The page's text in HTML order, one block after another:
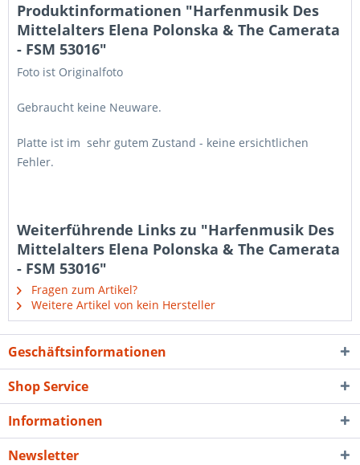
Produktinformationen "Harfenmusik Des
Mittelalters Elena Polonska & The Camerata
- FSM 53016"
Foto ist Originalfoto
Gebraucht keine Neuware.
Platte ist im sehr gutem Zustand - keine ersichtlichen
Fehler.
Weiterführende Links zu "Harfenmusik Des
Mittelalters Elena Polonska & The Camerata
- FSM 53016"
Fragen zum Artikel?
Weitere Artikel von kein Hersteller
Geschäftsinformationen
Shop Service
Informationen
Newsletter